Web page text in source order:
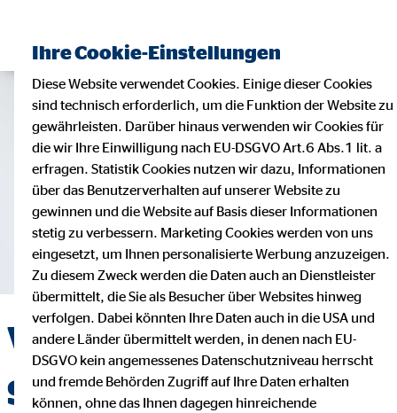
Vielfältige
Stellenangebote bei
Ihre Cookie-Einstellungen
Diese Website verwendet Cookies. Einige dieser Cookies
sind technisch erforderlich, um die Funktion der Website zu
gewährleisten. Darüber hinaus verwenden wir Cookies für
die wir Ihre Einwilligung nach EU-DSGVO Art.6 Abs.1 lit. a
erfragen. Statistik Cookies nutzen wir dazu, Informationen
über das Benutzerverhalten auf unserer Website zu
gewinnen und die Website auf Basis dieser Informationen
stetig zu verbessern. Marketing Cookies werden von uns
eingesetzt, um Ihnen personalisierte Werbung anzuzeigen.
Zu diesem Zweck werden die Daten auch an Dienstleister
übermittelt, die Sie als Besucher über Websites hinweg
verfolgen. Dabei könnten Ihre Daten auch in die USA und
andere Länder übermittelt werden, in denen nach EU-
DSGVO kein angemessenes Datenschutzniveau herrscht
und fremde Behörden Zugriff auf Ihre Daten erhalten
können, ohne das Ihnen dagegen hinreichende